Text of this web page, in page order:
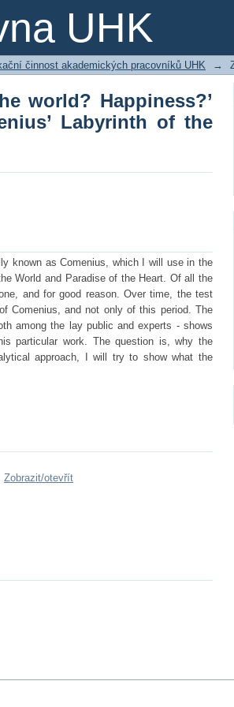
UHK
world? Happiness?’
and Paradise of the
činnost akademických pracovníků UHK →
world? Happiness?’
Labyrinth of the
known as Comenius, which I will use in the
World and Paradise of the Heart. Of all the
and for good reason. Over time, the test
Comenius, and not only of this period. The
among the lay public and experts - shows
particular work. The question is, why the
approach, I will try to show what the
Zobrazit/otevřít